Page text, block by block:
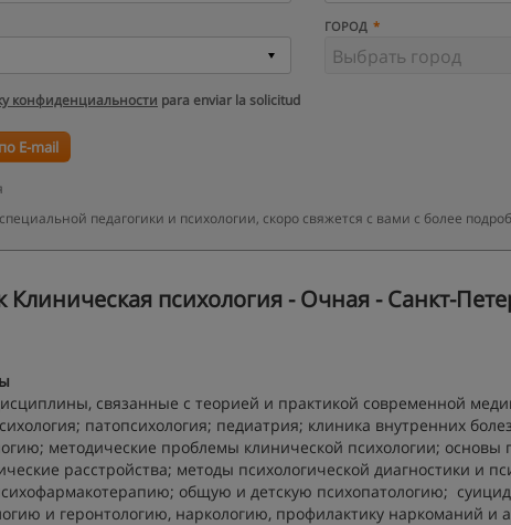
ГОРОД
конфиденциальности para enviar la solicitud
E-mail
педагогики и психологии, скоро свяжется с вами с более
психология - Очная - Санкт-
связанные с теорией и практикой современной
патопсихология; педиатрия; клиника внутренних
методические проблемы клинической психологии; основы
расстройства; методы психологической диагностики и
общую и детскую психопатологию;
и геронтологию, наркологию, профилактику наркоманий и